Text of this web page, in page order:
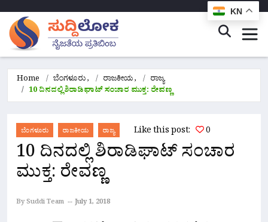
Home ಬೆಂಗಳೂರು, ರಾಜಕೀಯ,
ರಾಜ್ಯ
10 ದಿನದಲ್ಲಿ ಶಿರಾಡಿಘಾಟ್ ಸಂಚಾರ ಮುಕ್ತ: ರೇವಣ್ಣ
ಬೆಂಗಳೂರು ರಾಜಕೀಯ ರಾಜ್ಯ Like this post: 0
10 ದಿನದಲ್ಲಿ ಶಿರಾಡಿಘಾಟ್ ಸಂಚಾರ
ಮುಕ್ತ: ರೇವಣ್ಣ
By Suddi Team July 1, 2018
KN